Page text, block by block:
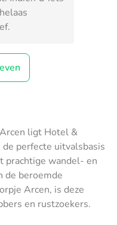
ligt Hotel &
perfecte uitvalsbasis
prachtige wandel- en
de beroemde
Arcen, is deze
en rustzoekers.